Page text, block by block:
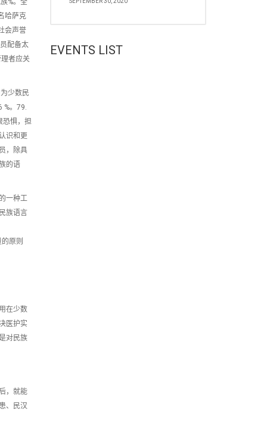
%。全
哈萨克
会声誉
配备太
者应关
少数民
%。79.
恐惧，担
识和更
，除具
的语
一种工
族语言
原则
在少数
医护实
对民族
，就能
、民汉
EVENTS LIST